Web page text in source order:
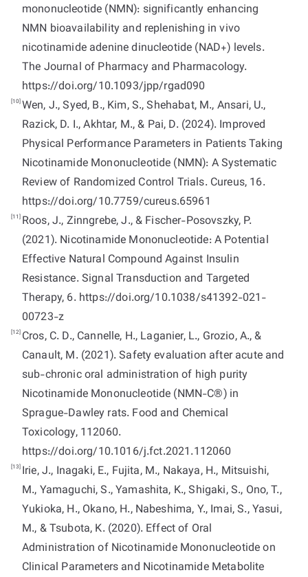
mononucleotide (NMN): significantly enhancing
NMN bioavailability and replenishing in vivo
nicotinamide adenine dinucleotide (NAD+) levels.
The Journal of Pharmacy and Pharmacology.
https://doi.org/10.1093/jpp/rgad090
[10]Wen, J., Syed, B., Kim, S., Shehabat, M., Ansari, U.,
Razick, D. I., Akhtar, M., & Pai, D. (2024). Improved
Physical Performance Parameters in Patients Taking
Nicotinamide Mononucleotide (NMN): A Systematic
Review of Randomized Control Trials. Cureus, 16.
https://doi.org/10.7759/cureus.65961
[11] Roos, J., Zinngrebe, J., & Fischer-Posovszky, P.
(2021). Nicotinamide Mononucleotide: A Potential
Effective Natural Compound Against Insulin
Resistance. Signal Transduction and Targeted
Therapy, 6. https://doi.org/10.1038/s41392-021-
00723-z
[12] Cros, C. D., Cannelle, H., Laganier, L., Grozio, A., &
Canault, M. (2021). Safety evaluation after acute and
sub-chronic oral administration of high purity
Nicotinamide Mononucleotide (NMN-C®) in
Sprague-Dawley rats. Food and Chemical
Toxicology, 112060.
https://doi.org/10.1016/j.fct.2021.112060
[13] Irie, J., Inagaki, E., Fujita, M., Nakaya, H., Mitsuishi,
M., Yamaguchi, S., Yamashita, K., Shigaki, S., Ono, T.,
Yukioka, H., Okano, H., Nabeshima, Y., Imai, S., Yasui,
M., & Tsubota, K. (2020). Effect of Oral
Administration of Nicotinamide Mononucleotide on
Clinical Parameters and Nicotinamide Metabolite